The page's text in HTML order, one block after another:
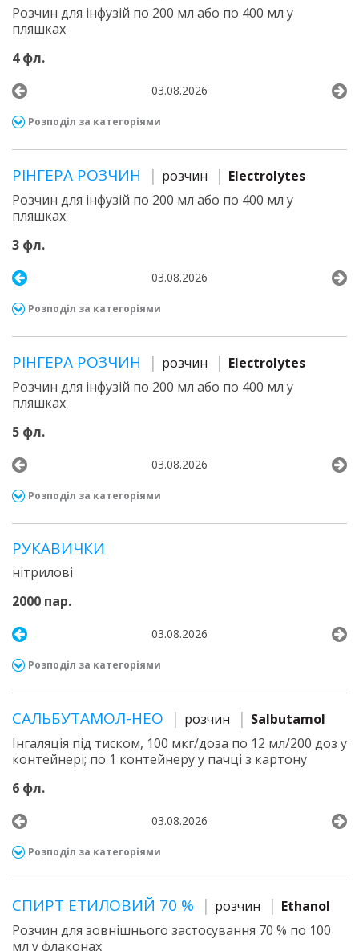
Розчин для інфузій по 200 мл або по 400 мл у
пляшках
4 фл.
03.08.2026
Розподіл за категоріями
РІНГЕРА РОЗЧИН розчин
Electrolytes
Розчин для інфузій по 200 мл або по 400 мл у
пляшках
3 фл.
03.08.2026
Розподіл за категоріями
РІНГЕРА РОЗЧИН розчин
Electrolytes
Розчин для інфузій по 200 мл або по 400 мл у
пляшках
5 фл.
03.08.2026
Розподіл за категоріями
РУКАВИЧКИ
нітрилові
2000 пар.
03.08.2026
Розподіл за категоріями
САЛЬБУТАМОЛ-НЕО розчин
Salbutamol
Інгаляція під тиском, 100 мкг/доза по 12 мл/200 доз у
контейнері; по 1 контейнеру у пачці з картону
6 фл.
03.08.2026
Розподіл за категоріями
СПИРТ ЕТИЛОВИЙ 70 % розчин
Ethanol
Розчин для зовнішнього застосування 70 % по 100
мл у флаконах